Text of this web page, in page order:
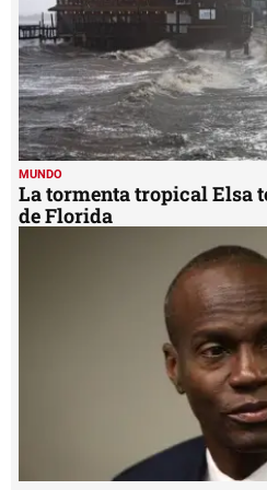
MUNDO
La tormenta tropical Elsa
de Florida